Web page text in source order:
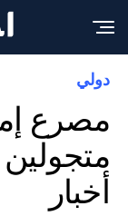
دولي
مصرع
أخبار